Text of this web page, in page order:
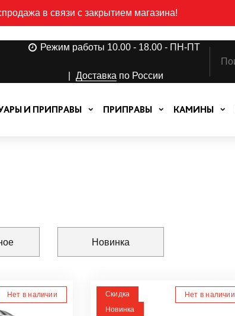
в связи с закрытием магазина!
Режим работы 10.00 - 18.00 - ПН-ПТ
Доставка по России
И ПРИПРАВЫ ПРИПРАВЫ КАМИНЫ
Новинка
Нет в наличии
Скидка
Новинка
Нет в наличии